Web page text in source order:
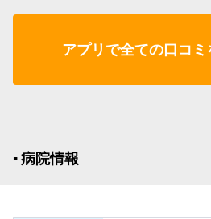
アプリで全ての口コ
▪︎ 病院情報